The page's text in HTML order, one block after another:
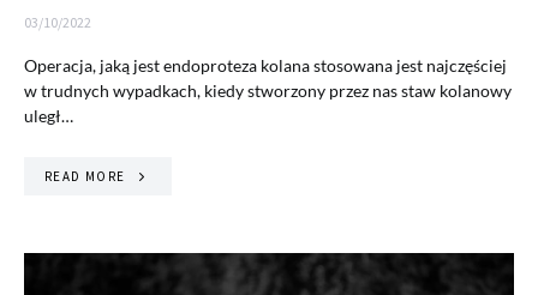
03/10/2022
Operacja, jaką jest endoproteza kolana stosowana jest najczęściej
w trudnych wypadkach, kiedy stworzony przez nas staw kolanowy
uległ…
READ MORE